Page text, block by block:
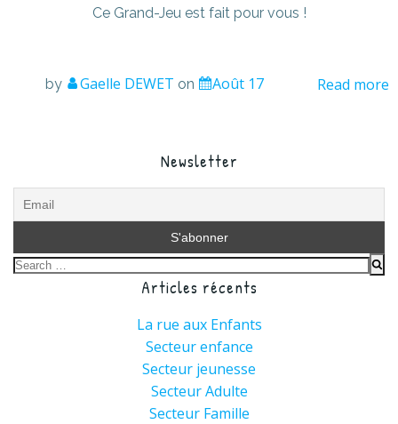
Ce Grand-Jeu est fait pour vous !
by Gaelle DEWET on Août 17 Read more
Newsletter
Search
Articles récents
La rue aux Enfants
Secteur enfance
Secteur jeunesse
Secteur Adulte
Secteur Famille